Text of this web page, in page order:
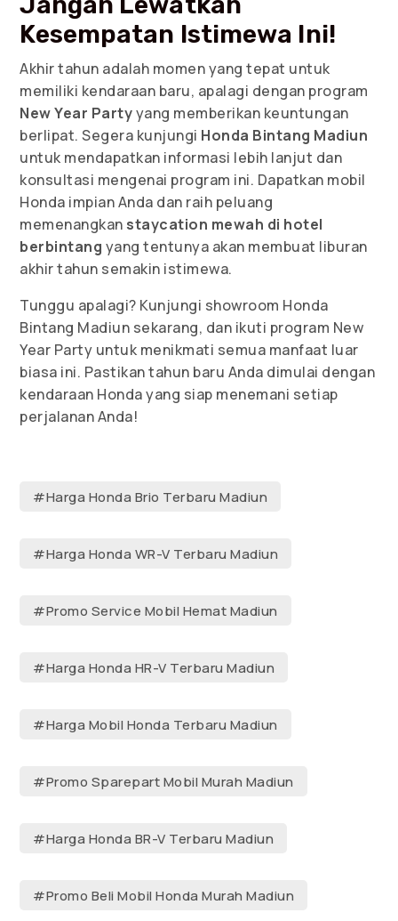
Kesempatan Istimewa Ini!
Akhir tahun adalah momen yang tepat untuk
memiliki kendaraan baru, apalagi dengan program
New Year Partyyang memberikan keuntungan
berlipat. Segera kunjungi Honda Bintang Madiun
untuk mendapatkan informasi lebih lanjut dan
konsultasi mengenai program ini. Dapatkan mobil
Honda impian Anda dan raih peluang
memenangkan staycation mewah di hotel
berbintang yang tentunya akan membuat liburan
akhir tahun semakin istimewa.
Tunggu apalagi? Kunjungi showroom Honda
Bintang Madiun sekarang, dan ikuti program New
Year Party untuk menikmati semua manfaat luar
biasa ini. Pastikan tahun baru Anda dimulai dengan
kendaraan Honda yang siap menemani setiap
perjalanan Anda!
#Harga Honda Brio Terbaru Madiun
#Harga Honda WR-V Terbaru Madiun
#Promo Service Mobil Hemat Madiun
#Harga Honda HR-V Terbaru Madiun
#Harga Mobil Honda Terbaru Madiun
#Promo Sparepart Mobil Murah Madiun
#Harga Honda BR-V Terbaru Madiun
#Promo Beli Mobil Honda Murah Madiun